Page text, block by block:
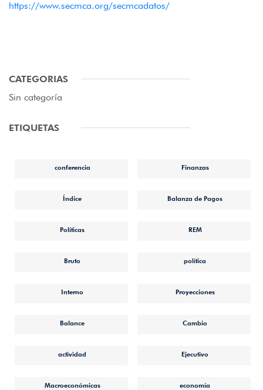
https://www.secmca.org/secmcadatos/
CATEGORIAS
Sin categoría
ETIQUETAS
conferencia Finanzas
Índice Balanza de Pagos
Políticas REM
Bruto política
Interno Proyecciones
Balance Cambio
actividad Ejecutivo
Macroeconómicas economía